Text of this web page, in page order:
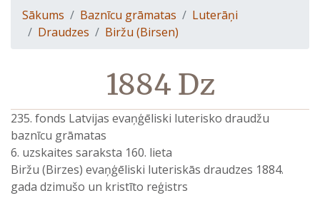
Sākums Baznīcu grāmatas
Luterāņi
Draudzes
Biržu (Birsen)
1884 Dz
235. fonds Latvijas evaņģēliski luterisko draudžu
baznīcu grāmatas
6. uzskaites saraksta 160. lieta
Biržu (Birzes) evaņģēliski luteriskās draudzes 1884.
gada dzimušo un kristīto reģistrs